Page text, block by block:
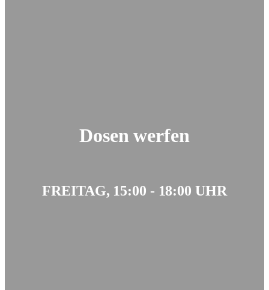
Dosen werfen
FREITAG, 15:00 - 18:00 UHR